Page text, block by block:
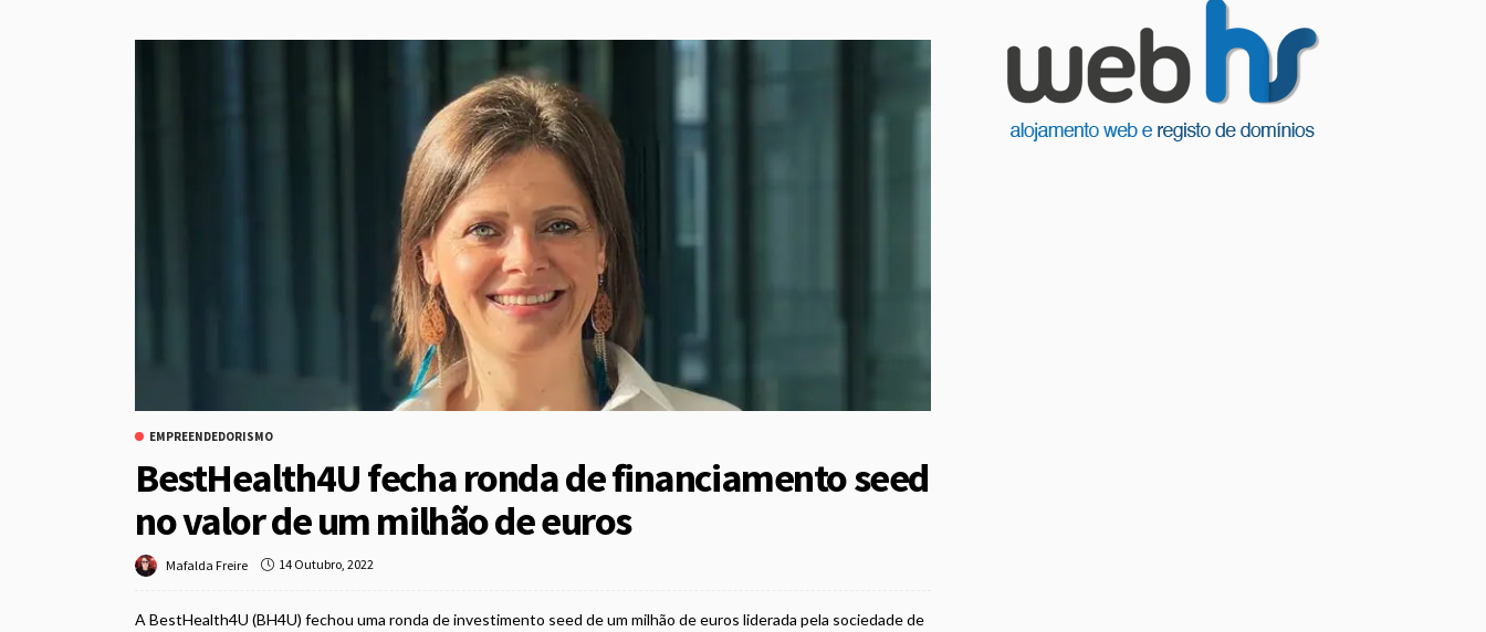
EMPREENDEDORISMO
BestHealth4U fecha ronda de financiamento seed
no valor de um milhão de euros
Mafalda Freire 14 Outubro, 2022
A BestHealth4U (BH4U) fechou uma ronda de investimento seed de um milhão de euros liderada pela sociedade de